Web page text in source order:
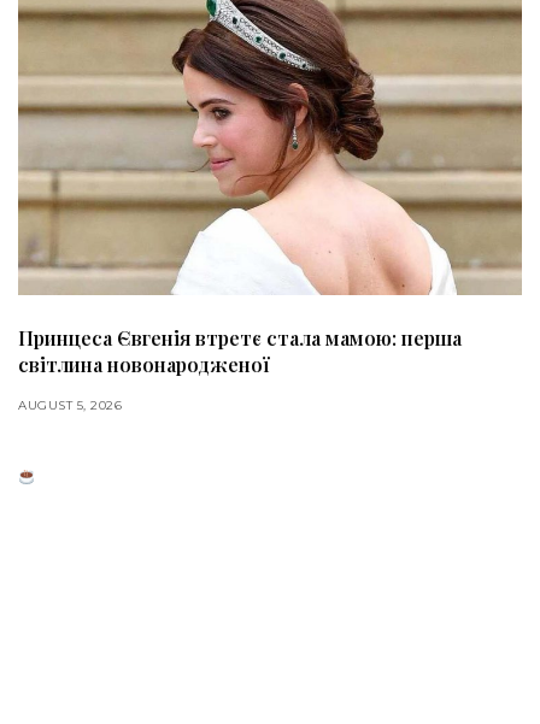
Принцеса Євгенія втретє стала мамою: перша
світлина новонародженої
AUGUST 5, 2026